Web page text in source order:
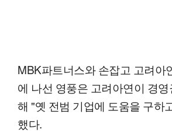
MBK파트너스와 손잡고 고려아
에 나선 영풍은 고려아연이 경
해 "옛 전범 기업에 도움을 구하
했다.